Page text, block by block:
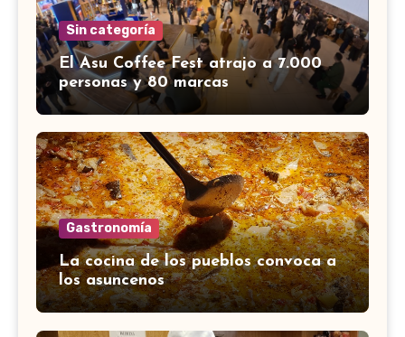
Sin categoría
El Asu Coffee Fest atrajo a 7.000
personas y 80 marcas
Gastronomía
La cocina de los pueblos convoca a
los asuncenos